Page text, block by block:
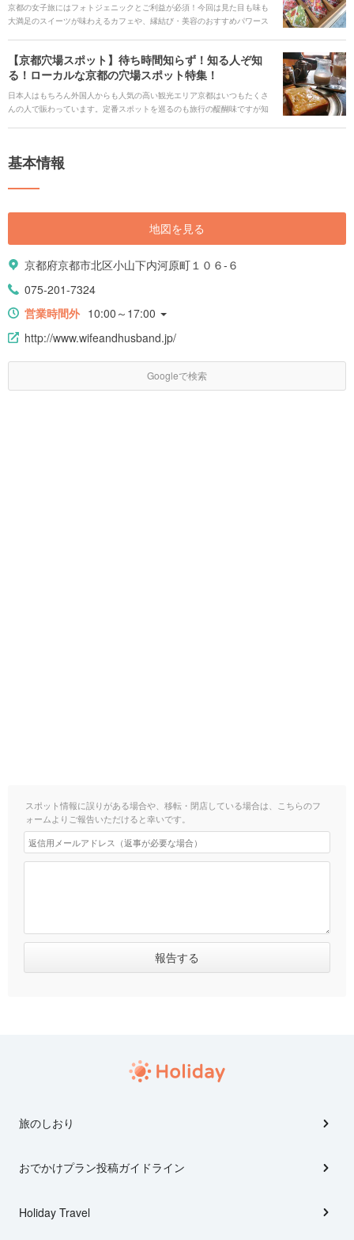
京都の女子旅にはフォトジェニックとご利益が必須！今回は見た目も味も
大満足のスイーツが味わえるカフェや、縁結び・美容のおすすめパワース
【京都穴場スポット】待ち時間知らず！知る人ぞ知
る！ローカルな京都の穴場スポット特集！
日本人はもちろん外国人からも人気の高い観光エリア京都はいつもたくさ
んの人で賑わっています。定番スポットを巡るのも旅行の醍醐味ですが知
都を発見できる、そんな穴場スポットとの出会いがここにあります。
基本情報
地図を見る
京都府京都市北区小山下内河原町１０６-６
075-201-7324
営業時間外 10:00～17:00
http://www.wifeandhusband.jp/
Googleで検索
スポット情報に誤りがある場合や、移転・閉店している場合は、こちらのフ
ォームよりご報告いただけると幸いです。
旅のしおり
おでかけプラン投稿ガイドライン
Holiday Travel